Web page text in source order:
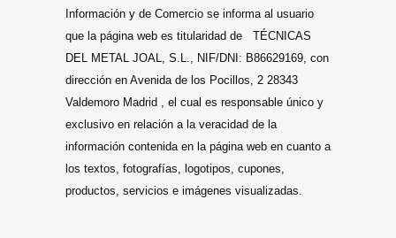
Información y de Comercio se informa al usuario
que la página web es titularidad de TÉCNICAS
DEL METAL JOAL, S.L., NIF/DNI: B86629169, con
dirección en Avenida de los Pocillos, 2 28343
Valdemoro Madrid , el cual es responsable único y
exclusivo en relación a la veracidad de la
información contenida en la página web en cuanto a
los textos, fotografías, logotipos, cupones,
productos, servicios e imágenes visualizadas.